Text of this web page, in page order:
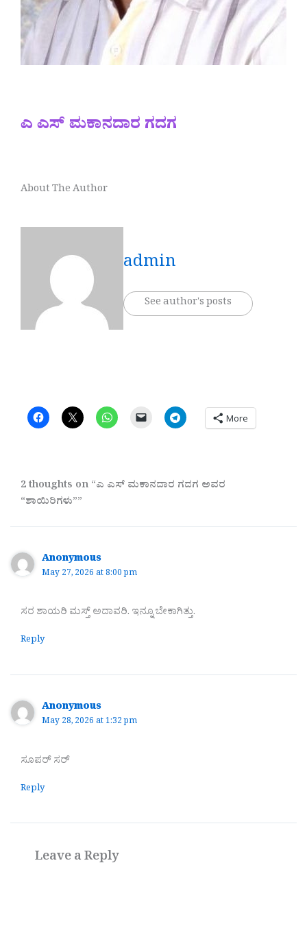
ಎ ಎಸ್ ಮಕಾನದಾರ ಗದಗ
About The Author
admin
See author's posts
More
2 thoughts on “ಎ ಎಸ್ ಮಕಾನದಾರ ಗದಗ ಅವರ
“ಶಾಯಿರಿಗಳು””
Anonymous
May 27, 2026 at 8:00 pm
ಸರ ಶಾಯರಿ ಮಸ್ತ್ ಅದಾವರಿ. ಇನ್ನೂ ಬೇಕಾಗಿತ್ತು.
Reply
Anonymous
May 28, 2026 at 1:32 pm
ಸೂಪರ್ ಸರ್
Reply
Leave a Reply